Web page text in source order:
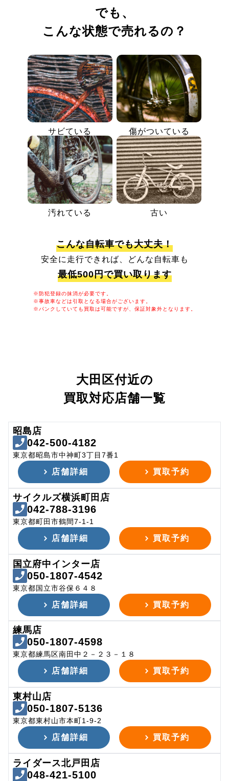
でも、
こんな状態で売れるの？
サビている 傷がついている
汚れている 古い
こんな自転車でも大丈夫！
安全に走行できれば、どんな自転車も
最低500円で買い取ります
※防犯登録の抹消が必要です。
※事故車などは引取となる場合がございます。
※パンクしていても買取は可能ですが、保証対象外となります。
大田区付近の
買取対応店舗一覧
昭島店
042-500-4182
東京都昭島市中神町3丁目7番1
店舗詳細 買取予約
サイクルズ横浜町田店
042-788-3196
東京都町田市鶴間7-1-1
店舗詳細 買取予約
国立府中インター店
050-1807-4542
東京都国立市谷保６４８
店舗詳細 買取予約
練馬店
050-1807-4598
東京都練馬区南田中２－２３－１８
店舗詳細 買取予約
東村山店
050-1807-5136
東京都東村山市本町1-9-2
店舗詳細 買取予約
ライダース北戸田店
048-421-5100